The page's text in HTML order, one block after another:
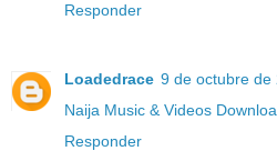
Responder
Loadedrace 9 de octubre de
Naija Music & Videos
Responder